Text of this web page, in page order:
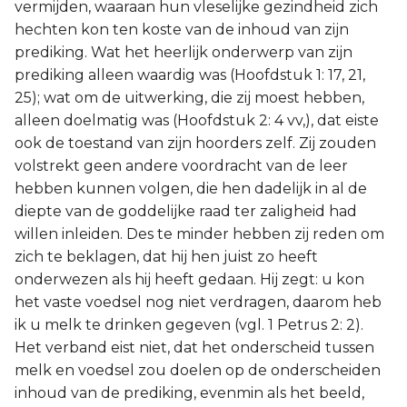
vermijden, waaraan hun vleselijke gezindheid zich
hechten kon ten koste van de inhoud van zijn
prediking. Wat het heerlijk onderwerp van zijn
prediking alleen waardig was (Hoofdstuk 1: 17, 21,
25); wat om de uitwerking, die zij moest hebben,
alleen doelmatig was (Hoofdstuk 2: 4 vv,), dat eiste
ook de toestand van zijn hoorders zelf. Zij zouden
volstrekt geen andere voordracht van de leer
hebben kunnen volgen, die hen dadelijk in al de
diepte van de goddelijke raad ter zaligheid had
willen inleiden. Des te minder hebben zij reden om
zich te beklagen, dat hij hen juist zo heeft
onderwezen als hij heeft gedaan. Hij zegt: u kon
het vaste voedsel nog niet verdragen, daarom heb
ik u melk te drinken gegeven (vgl. 1 Petrus 2: 2).
Het verband eist niet, dat het onderscheid tussen
melk en voedsel zou doelen op de onderscheiden
inhoud van de prediking, evenmin als het beeld,